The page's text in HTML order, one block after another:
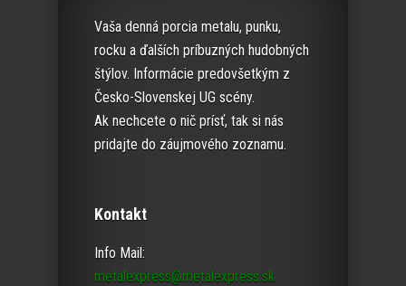
Vaša denná porcia metalu, punku,
rocku a ďalších príbuzných hudobných
štýlov. Informácie predovšetkým z
Česko-Slovenskej UG scény.
Ak nechcete o nič prísť, tak si nás
pridajte do záujmového zoznamu.
Kontakt
Info Mail:
metalexpress@metalexpress.sk